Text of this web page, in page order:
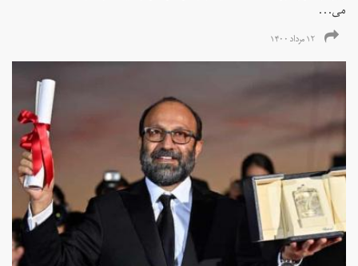
می...
۱۲ مرداد ۱۴۰۰